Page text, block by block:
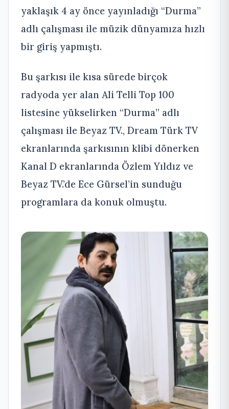
yaklaşık 4 ay önce yayınladığı “Durma”
adlı çalışması ile müzik dünyamıza hızlı
bir giriş yapmıştı.
Bu şarkısı ile kısa sürede birçok
radyoda yer alan Ali Telli Top 100
listesine yükselirken “Durma” adlı
çalışması ile Beyaz TV., Dream Türk TV
ekranlarında şarkısının klibi dönerken
Kanal D ekranlarında Özlem Yıldız ve
Beyaz TV.’de Ece Gürsel’in sunduğu
programlara da konuk olmuştu.